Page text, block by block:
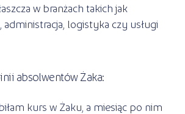
w branżach takich jak
administracja, logistyka czy usługi
absolwentów Żaka:
kurs w Żaku, a miesiąc po nim